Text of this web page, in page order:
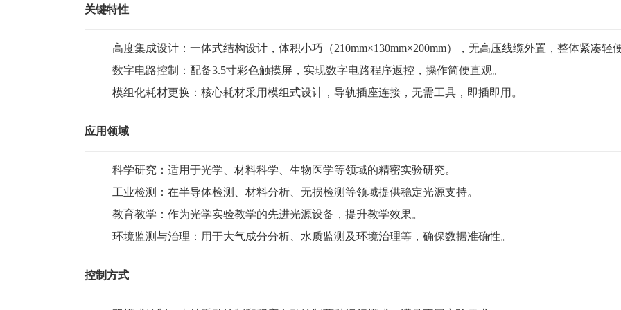
关键特性
高度集成设计：一体式结构设计，体积小巧（210mm×130mm×200mm），无高压线缆外置，整体紧凑轻
数字电路控制：配备3.5寸彩色触摸屏，实现数字电路程序返控，操作简便直观。
模组化耗材更换：核心耗材采用模组式设计，导轨插座连接，无需工具，即插即用。
应用领域
科学研究：适用于光学、材料科学、生物医学等领域的精密实验研究。
工业检测：在半导体检测、材料分析、无损检测等领域提供稳定光源支持。
教育教学：作为光学实验教学的先进光源设备，提升教学效果。
环境监测与治理：用于大气成分分析、水质监测及环境治理等，确保数据准确性。
控制方式